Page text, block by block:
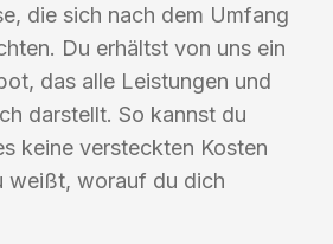
die sich nach dem Umfang
Du erhältst von uns ein
das alle Leistungen und
darstellt. So kannst du
keine versteckten Kosten
weißt, worauf du dich